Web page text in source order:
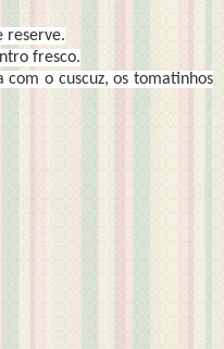
reserve.
fresco.
o cuscuz, os tomatinhos